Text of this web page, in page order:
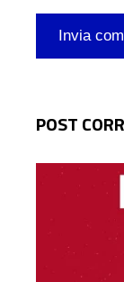
POST